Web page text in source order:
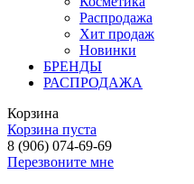
Распродажа
Хит продаж
Новинки
БРЕНДЫ
РАСПРОДАЖА
Корзина
Корзина пуста
8 (906) 074-69-69
Перезвоните мне